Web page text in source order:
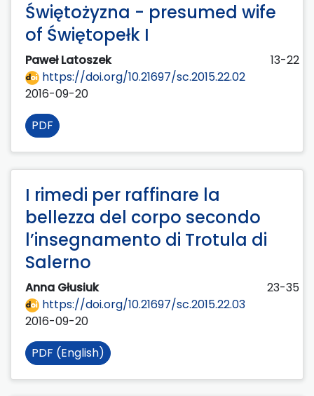
Świętożyzna - presumed wife
of Świętopełk I
Paweł Latoszek
13-22
https://doi.org/10.21697/sc.2015.22.02
2016-09-20
PDF
I rimedi per raffinare la
bellezza del corpo secondo
l’insegnamento di Trotula di
Salerno
Anna Głusiuk
23-35
https://doi.org/10.21697/sc.2015.22.03
2016-09-20
PDF (English)